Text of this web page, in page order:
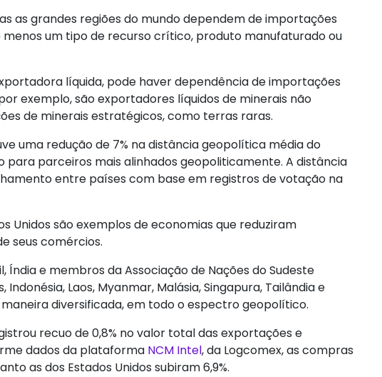
as grandes regiões do mundo dependem de importações
menos um tipo de recurso crítico, produto manufaturado ou
líquida, pode haver dependência de importações
exemplo, são exportadores líquidos de minerais não
de minerais estratégicos, como terras raras.
uma redução de 7% na distância geopolítica média do
parceiros mais alinhados geopoliticamente. A distância
entre países com base em registros de votação na
Unidos são exemplos de economias que reduziram
seus comércios.
e membros da Associação de Nações do Sudeste
Laos, Myanmar, Malásia, Singapura, Tailândia e
diversificada, em todo o espectro geopolítico.
recuo de 0,8% no valor total das exportações e
dados da plataforma NCM Intel, da Logcomex, as compras
as dos Estados Unidos subiram 6,9%.